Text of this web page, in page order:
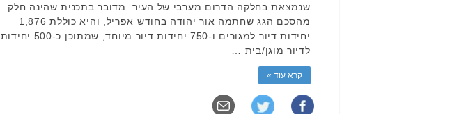
שנמצאת בחלקה הדרום מערבי של העיר. מדובר בתכנית שהינה חלק
מהסכם הגג שחתמה אור יהודה בחודש אפריל, והיא כוללת 1,876
יחידות דיור למגורים ו-750 יחידות דיור מיוחד, שמתוכן כ-500 יחידות
לדיור מוגן/בית …
קרא עוד »